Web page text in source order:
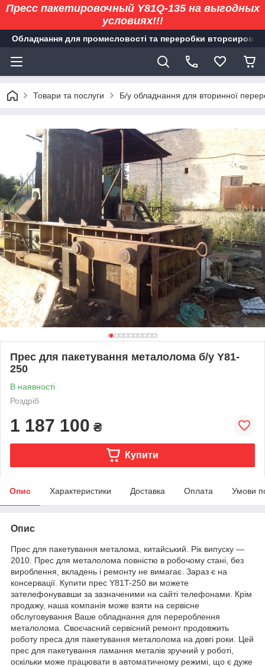
Пресс пакетировочный Y81Q-135 на выгодных
условиях!!!
Обладнання для промисловості та переробки
Товари та послуги Б/у обладнання для вторинної
Прес для пакетування металолома б/у Y81-
250
В наявності
Роздріб
1 187 100 ₴
Купити
Опис Характеристики Доставка Оплата Умови
Опис
Прес для пакетування металома, китайський. Рік випуску —
2010. Прес для металолома повністю в робочому стані, без
вироблення, вкладень і ремонту не вимагає. Зараз є на
консервації. Купити прес Y81T-250 ви можете
зателефонувавши за зазначеними на сайті телефонами. Крім
продажу, наша компанія може взяти на сервісне
обслуговування Ваше обладнання для перероблення
металолома. Своєчасний сервісний ремонт продовжить
роботу преса для пакетування металолома на довгі роки. Цей
прес для пакетування ламання металів зручний у роботі,
оскільки може працювати в автоматичному режимі, що є дуже